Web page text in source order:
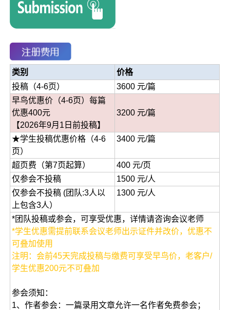
类别
价格
投稿（4-6页）
3600 元/篇
早鸟优惠价（4-6页）每篇
优惠400元
【2026年9月1日前投稿】
3200 元/篇
★学生投稿优惠价格（4-6
页）
3400 元/篇
超页费（第7页起算）
400 元/页
仅参会不投稿
1500 元/人
仅参会不投稿 (团队:3人以
上包含3人）
1300 元/人
*团队投稿或参会，可享受优惠，详情请咨询会议老师
*学生优惠需提前联系会议老师出示证件并改价，优惠不
可叠加使用
注明：会前45天完成投稿与缴费可享受早鸟价，老客户/
学生优惠200元不可叠加
参会须知：
1、作者参会：一篇录用文章允许一名作者免费参会；